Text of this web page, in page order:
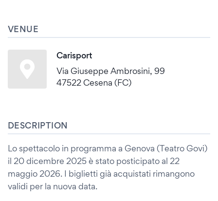
VENUE
Carisport
Via Giuseppe Ambrosini, 99
47522 Cesena (FC)
DESCRIPTION
Lo spettacolo in programma a Genova (Teatro Govi)
il 20 dicembre 2025 è stato posticipato al 22
maggio 2026. I biglietti già acquistati rimangono
validi per la nuova data.